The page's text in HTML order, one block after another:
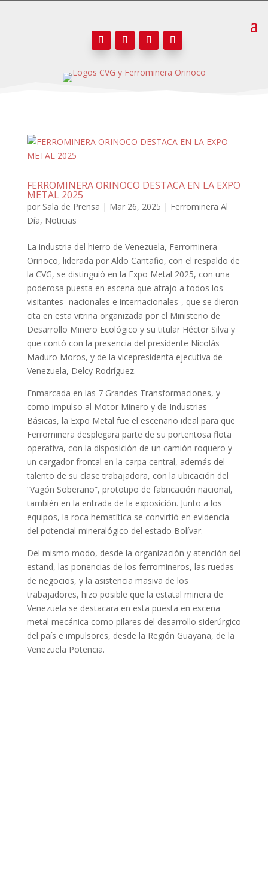
FERROMINERA ORINOCO DESTACA EN LA EXPO
METAL 2025
por Sala de Prensa | Mar 26, 2025 | Ferrominera Al
Día, Noticias
La industria del hierro de Venezuela, Ferrominera
Orinoco, liderada por Aldo Cantafio, con el respaldo de
la CVG, se distinguió en la Expo Metal 2025, con una
poderosa puesta en escena que atrajo a todos los
visitantes -nacionales e internacionales-, que se dieron
cita en esta vitrina organizada por el Ministerio de
Desarrollo Minero Ecológico y su titular Héctor Silva y
que contó con la presencia del presidente Nicolás
Maduro Moros, y de la vicepresidenta ejecutiva de
Venezuela, Delcy Rodríguez.
Enmarcada en las 7 Grandes Transformaciones, y
como impulso al Motor Minero y de Industrias
Básicas, la Expo Metal fue el escenario ideal para que
Ferrominera desplegara parte de su portentosa flota
operativa, con la disposición de un camión roquero y
un cargador frontal en la carpa central, además del
talento de su clase trabajadora, con la ubicación del
“Vagón Soberano”, prototipo de fabricación nacional,
también en la entrada de la exposición. Junto a los
equipos, la roca hematítica se convirtió en evidencia
del potencial mineralógico del estado Bolívar.
Del mismo modo, desde la organización y atención del
estand, las ponencias de los ferromineros, las ruedas
de negocios, y la asistencia masiva de los
trabajadores, hizo posible que la estatal minera de
Venezuela se destacara en esta puesta en escena
metal mecánica como pilares del desarrollo siderúrgico
del país e impulsores, desde la Región Guayana, de la
Venezuela Potencia.